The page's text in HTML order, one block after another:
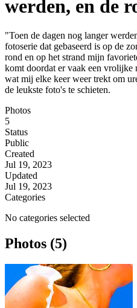
werden, en de
"Toen de dagen nog langer
fotoserie dat gebaseerd is op de
rond en op het strand mijn
komt doordat er vaak een vrolijke
wat mij elke keer weer trekt om
de leukste foto's te schieten.
Photos
5
Status
Public
Created
Jul 19, 2023
Updated
Jul 19, 2023
Categories
No categories selected
Photos (5)